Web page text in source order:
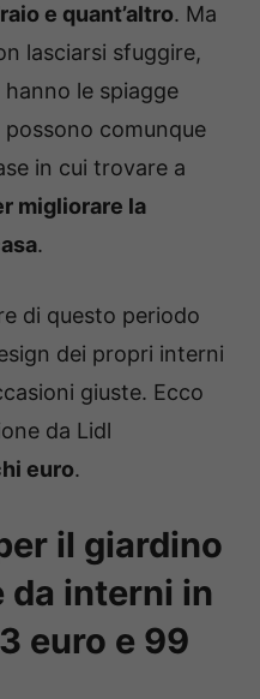
e quant’altro. Ma
lasciarsi sfuggire,
le spiagge
comunque
in cui trovare a
migliorare la
.
di questo periodo
dei propri interni
giuste. Ecco
da Lidl
euro.
il giardino
da interni in
euro e 99